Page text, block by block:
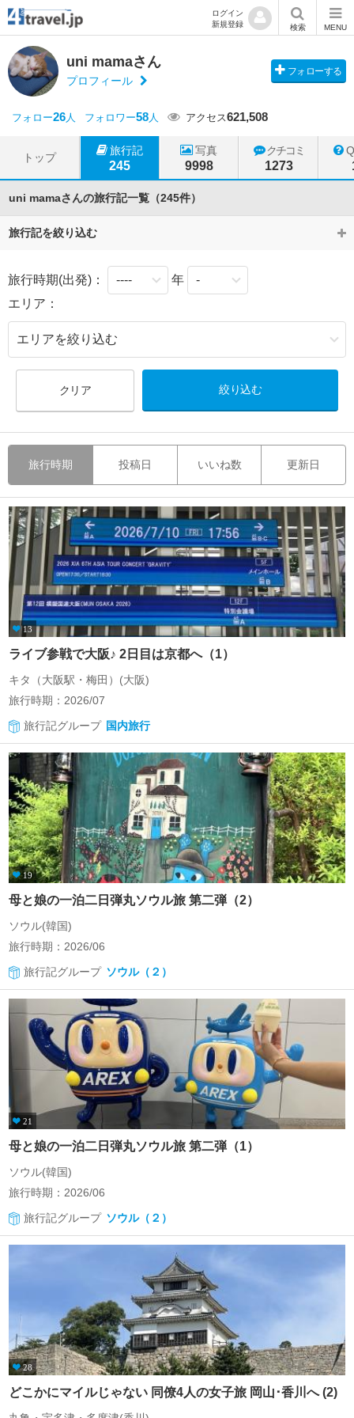
ログイン
新規登録
検索 MENU
uni mamaさん
プロフィール
フォローする
フォロー26人 フォロワー58人 アクセス621,508
トップ
旅行記
245
写真
9998
クチコミ
1273
uni mamaさんの旅行記一覧（245件）
旅行記を絞り込む
旅行時期(出発)：
年
エリア：
クリア
旅行時期 投稿日 いいね数 更新日
13
ライブ参戦で大阪♪ 2日目は京都へ（1）
キタ（大阪駅・梅田）(大阪)
旅行時期：2026/07
旅行記グループ 国内旅行
19
母と娘の一泊二日弾丸ソウル旅 第二弾（2）
ソウル(韓国)
旅行時期：2026/06
旅行記グループ ソウル（２）
21
母と娘の一泊二日弾丸ソウル旅 第二弾（1）
ソウル(韓国)
旅行時期：2026/06
旅行記グループ ソウル（２）
28
どこかにマイルじゃない 同僚4人の女子旅 岡山･香川へ (2)